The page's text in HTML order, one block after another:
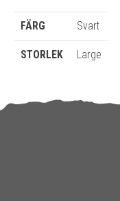
FÄRG Svart
STORLEK Large